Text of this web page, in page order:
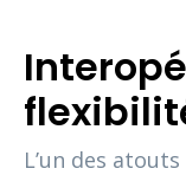
L’un des